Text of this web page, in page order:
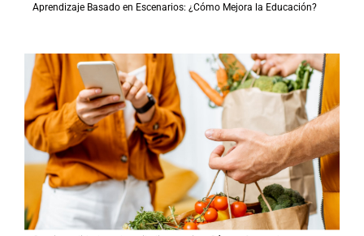
Aprendizaje Basado en Escenarios: ¿Cómo Mejora la Educación?